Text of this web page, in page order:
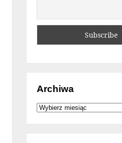
Archiwa
Archiwa